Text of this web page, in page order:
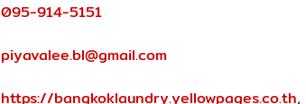
095-914-5151
piyavalee.bl@gmail.com
https://bangkoklaundry.yellowpages.co.th,